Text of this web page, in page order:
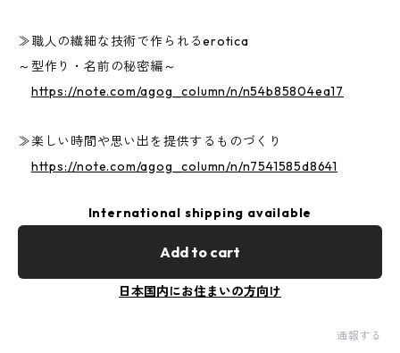
≫職人の繊細な技術で作られるerotica
～型作り・名前の秘密編～
https://note.com/agog_column/n/n54b85804ea17
≫楽しい時間や思い出を提供するものづくり
https://note.com/agog_column/n/n7541585d8641
International shipping available
Add to cart
日本国内にお住まいの方向け
通報する